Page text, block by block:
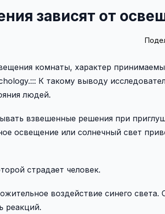
зависят от
комнаты, характер
К такому выводу
людей.
взвешенные решения при
освещение или солнечный свет
страдает человек.
воздействие синего света.
реакций.